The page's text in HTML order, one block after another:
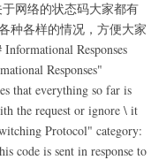
网络的状态码大家都有
种各样的情况，方便大家
Responses
Responses"
that everything so far is
the request or ignore \ it
Protocol" category:
code is sent in response to